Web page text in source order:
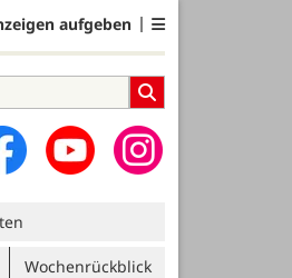
aufgeben
Wochenrückblick